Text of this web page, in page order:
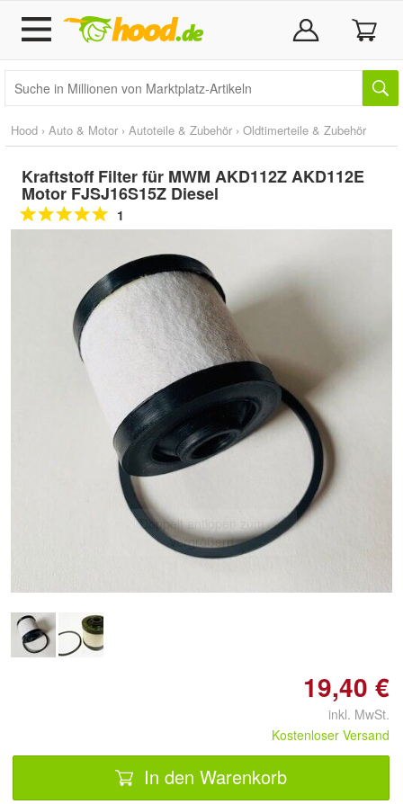
Hood › Auto & Motor › Autoteile & Zubehör › Oldtimerteile & Zubehör
Kraftstoff Filter für MWM AKD112Z AKD112E
Motor FJSJ16S15Z Diesel
1
Doppelt antippen zum
vergrößern
19,40 €
inkl. MwSt.
Kostenloser Versand
In den Warenkorb